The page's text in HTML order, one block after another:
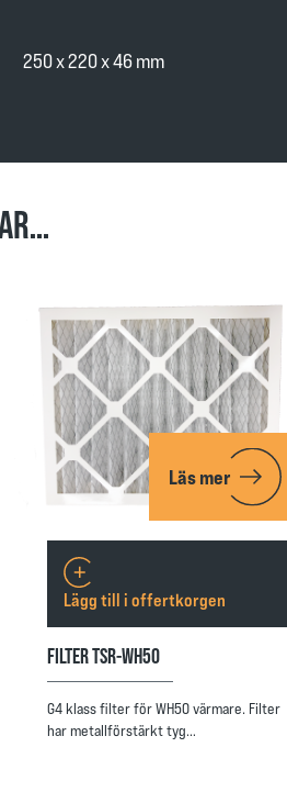
250 x 220 x 46 mm
Läs mer
FILTER TSR-WH50
G4 klass filter för WH50 värmare. Filter
har metallförstärkt tyg…
Lägg till i offertkorgen